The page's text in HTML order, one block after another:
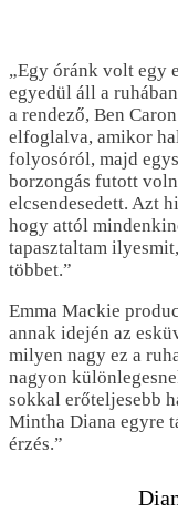
„Egy óránk volt egy
egyedül áll a
a rendező, Ben
elfoglalva, amikor
folyosóról, majd
borzongás futott
elcsendesedett. Azt
hogy attól
tapasztaltam
többet.”
Emma Mackie
annak idején az
milyen nagy ez a
nagyon
sokkal erőteljesebb
Mintha Diana egyre
érzés.”